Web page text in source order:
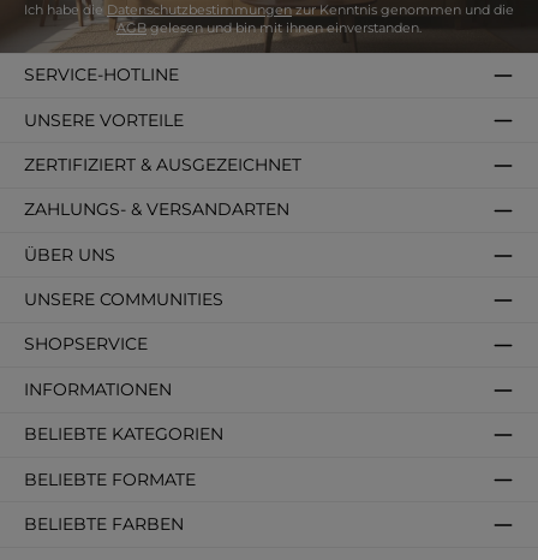
Ich habe die Datenschutzbestimmungenzur Kenntnis genommen und die
AGBgelesen und bin mit ihnen einverstanden.
SERVICE-HOTLINE
SHOPSERVICE
INFORMATIONEN
BELIEBTE KATEGORIEN
BELIEBTE FORMATE
BELIEBTE FARBEN
ZAHLUNGS- & VERSANDARTEN
ÜBER UNS
ZERTIFIZIERT & AUSGEZEICHNET
UNSERE VORTEILE
UNSERE COMMUNITIES